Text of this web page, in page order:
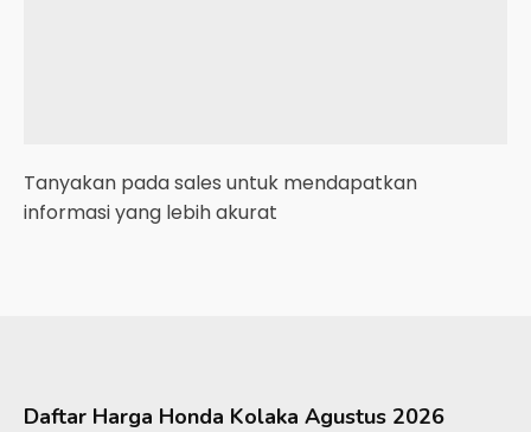
Tanyakan pada sales untuk mendapatkan
informasi yang lebih akurat
Daftar Harga Honda Kolaka Agustus 2026